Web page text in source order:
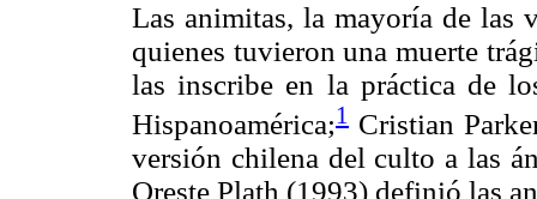
Las animitas, la mayoría de las
quienes tuvieron una muerte
las inscribe en la práctica de
Hispanoamérica;1 Cristian
versión chilena del culto a las
Oreste Plath (1993) definió las